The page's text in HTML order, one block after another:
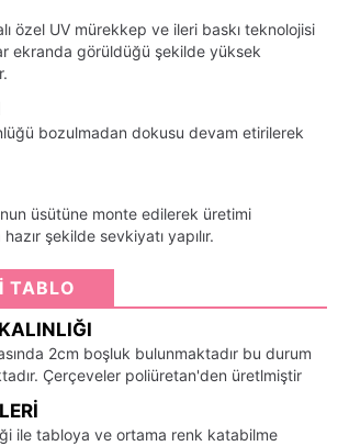
özel UV mürekkep ve ileri baskı teknolojisi
ekranda görüldüğü şekilde yüksek
bozulmadan dokusu devam etirilerek
üsütüne monte edilerek üretimi
şekilde sevkiyatı yapılır.
TABLO
2cm boşluk bulunmaktadır bu durum
Çerçeveler poliüretan'den üretlmiştir
ile tabloya ve ortama renk katabilme